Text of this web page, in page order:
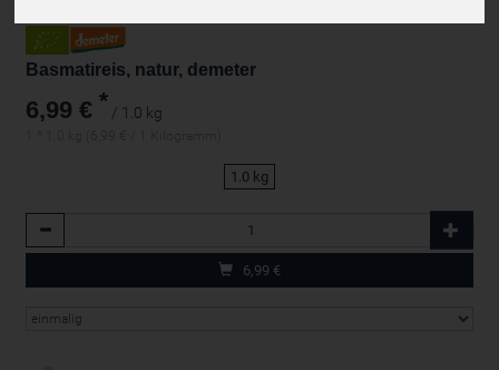
Basmatireis, natur, demeter
6,99 € * / 1.0 kg
1.0 kg
6,99 €